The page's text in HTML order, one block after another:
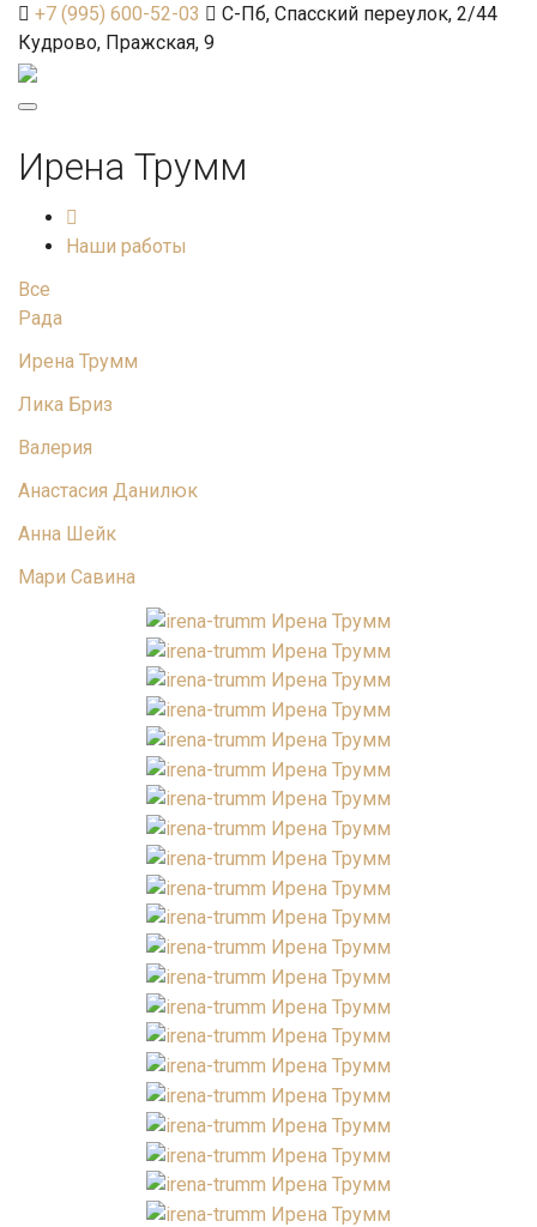
+7 (995) 600-52-03
С-Пб, Спасский переулок, 2/44
Кудрово, Пражская, 9
navigation
Ирена Трумм
Наши работы
Все
Рада
Ирена Трумм
Лика Бриз
Валерия
Анастасия Данилюк
Анна Шейк
Мари Савина